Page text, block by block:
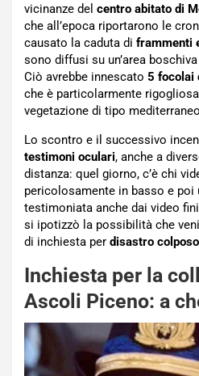
vicinanze del centro abitato di
che all’epoca riportarono le
causato la caduta di frammenti
sono diffusi su un’area
Ciò avrebbe innescato 5 focolai
che è particolarmente
vegetazione di tipo
Lo scontro e il successivo
testimoni oculari, anche a
distanza: quel giorno, c’è chi
pericolosamente in basso e
testimoniata anche dai video
si ipotizzò la possibilità che
di inchiesta per disastro colposo
Inchiesta per la
Ascoli Piceno: a